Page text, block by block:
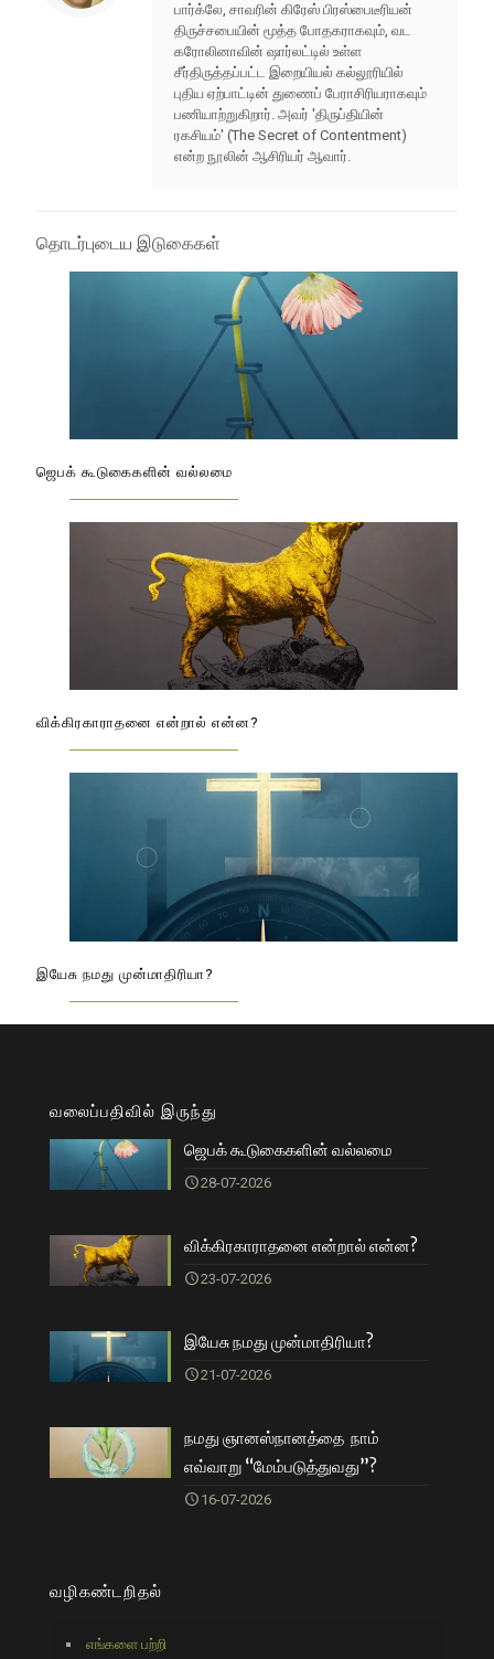
பார்க்லே, சாவரின் கிரேஸ் பிரஸ்பைடீரியன்
திருச்சபையின் மூத்த போதகராகவும், வட
கரோலினாவின் ஷார்லட்டில் உள்ள
சீர்திருத்தப்பட்ட இறையியல் கல்லூரியில்
புதிய ஏற்பாட்டின் துணைப் பேராசிரியராகவும்
பணியாற்றுகிறார். அவர் 'திருப்தியின்
ரகசியம்' (The Secret of Contentment)
என்ற நூலின் ஆசிரியர் ஆவார்.
தொடர்புடைய இடுகைகள்
ஜெபக் கூடுகைகளின் வல்லமை
விக்கிரகாராதனை என்றால் என்ன?
இயேசு நமது முன்மாதிரியா?
வலைப்பதிவில் இருந்து
ஜெபக் கூடுகைகளின் வல்லமை
28-07-2026
விக்கிரகாராதனை என்றால் என்ன?
23-07-2026
இயேசு நமது முன்மாதிரியா?
21-07-2026
நமது ஞானஸ்நானத்தை நாம்
எவ்வாறு “மேம்படுத்துவது”?
16-07-2026
வழிகண்டறிதல்
எங்களை பற்றி